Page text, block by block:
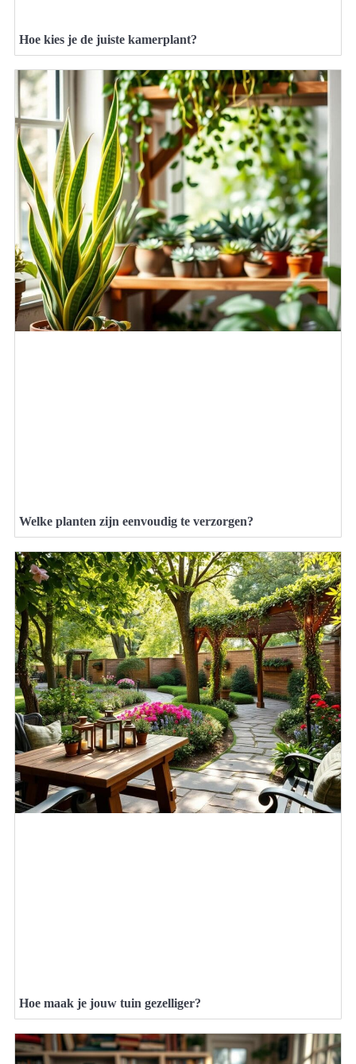
Hoe kies je de juiste kamerplant?
Welke planten zijn eenvoudig te verzorgen?
Hoe maak je jouw tuin gezelliger?